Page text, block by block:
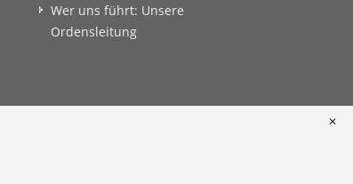
Wer uns führt: Unsere
Ordensleitung
✕